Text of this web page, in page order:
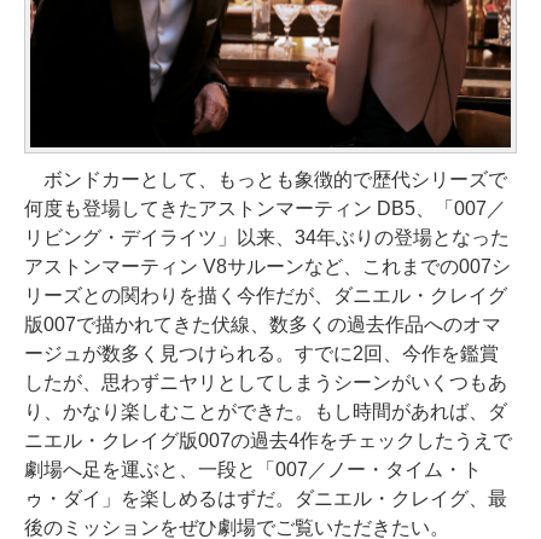
ボンドカーとして、もっとも象徴的で歴代シリーズで
何度も登場してきたアストンマーティン DB5、「007／
リビング・デイライツ」以来、34年ぶりの登場となった
アストンマーティン V8サルーンなど、これまでの007シ
リーズとの関わりを描く今作だが、ダニエル・クレイグ
版007で描かれてきた伏線、数多くの過去作品へのオマ
ージュが数多く見つけられる。すでに2回、今作を鑑賞
したが、思わずニヤリとしてしまうシーンがいくつもあ
り、かなり楽しむことができた。もし時間があれば、ダ
ニエル・クレイグ版007の過去4作をチェックしたうえで
劇場へ足を運ぶと、一段と「007／ノー・タイム・ト
ゥ・ダイ」を楽しめるはずだ。ダニエル・クレイグ、最
後のミッションをぜひ劇場でご覧いただきたい。